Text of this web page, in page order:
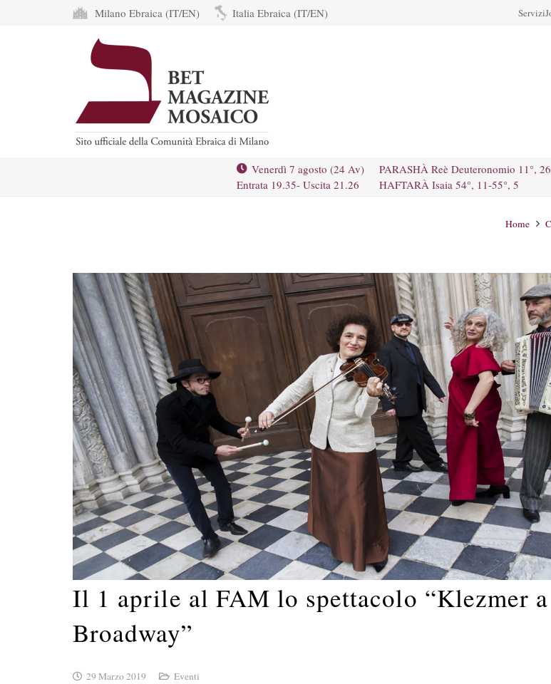
Milano Ebraica (IT/EN) Italia Ebraica (IT/EN) Servizi
Venerdì 7 agosto (24 Av)
Entrata 19.35- Uscita 21.26
PARASHÀ Reè Deuteronomio 11°,
HAFTARÀ Isaia 54°, 11-55°, 5
Home
Il 1 aprile al FAM lo spettacolo “Klezmer a
Broadway”
29 Marzo 2019 Eventi